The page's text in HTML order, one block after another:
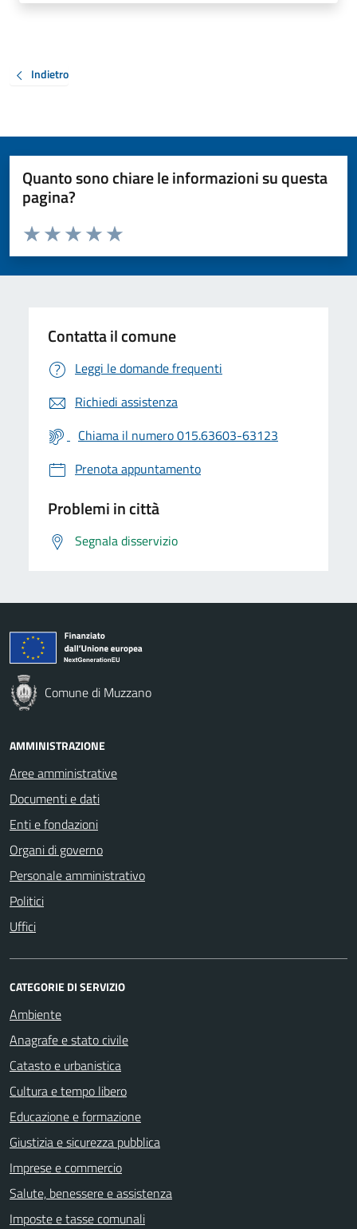
Indietro
Quanto sono chiare le informazioni su questa
pagina?
Valuta da 1 a 5 stelle la pagina
Valuta 5 stelle su 5
Valuta 4 stelle su 5
Valuta 3 stelle su 5
Valuta 2 stelle su 5
Valuta 1 stelle su 5
Contatta il comune
Leggi le domande frequenti
Richiedi assistenza
Chiama il numero 015.63603-63123
Prenota appuntamento
Problemi in città
Segnala disservizio
Comune di Muzzano
AMMINISTRAZIONE
Aree amministrative
Documenti e dati
Enti e fondazioni
Organi di governo
Personale amministrativo
Politici
Uffici
CATEGORIE DI SERVIZIO
Ambiente
Anagrafe e stato civile
Catasto e urbanistica
Cultura e tempo libero
Educazione e formazione
Giustizia e sicurezza pubblica
Imprese e commercio
Salute, benessere e assistenza
Imposte e tasse comunali